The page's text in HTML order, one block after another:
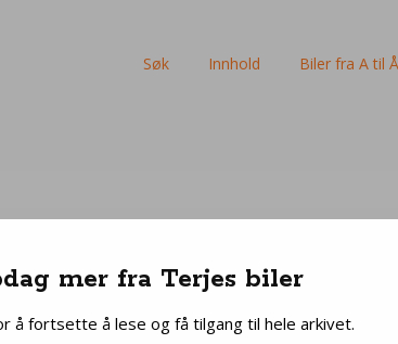
Skip
Søk Innhold Biler fra A til Å
mer fra Terjes biler
å fortsette å lese og få tilgang til hele arkivet.